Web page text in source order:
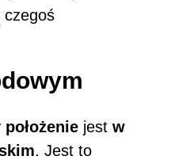
czegoś
jest w
. Jest to